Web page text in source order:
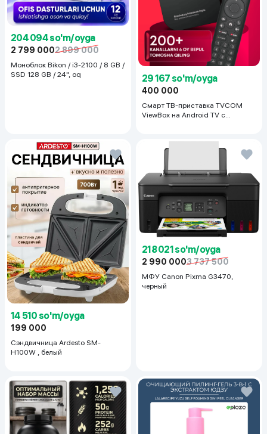
204 094 so'm/oyga
2 799 0002 899 000
Моноблок Bikon / i3-2100 / 8 GB /
SSD 128 GB / 24", oq
29 167 so'm/oyga
400 000
Смарт ТВ-приставка TVCOM
ViewBox на Android TV с
14 510 so'm/oyga
199 000
Сэндвичница Ardesto SM-
H100W , белый
218 021 so'm/oyga
2 990 0003 737 500
МФУ Canon Pixma G3470,
черный